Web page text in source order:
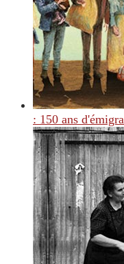
: 150 ans